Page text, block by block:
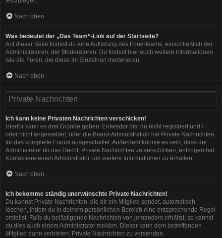
Nach oben
Was bedeutet der „Das Team“-Link auf der Startseite?
Auf dieser Seite findest du eine Auflistung des Forenteams, einschließlich der
Administratoren, der Moderatoren. Du findest hier auch weitere Informationen
wie die Foren, die diese im Einzelnen moderieren.
Nach oben
Private Nachrichten
Ich kann keine Privaten Nachrichten verschicken!
Hierfür kann es drei Gründe geben: Entweder bist du nicht registriert und /
oder nicht angemeldet, oder die Board-Administration hat Private Nachrichten
für das komplette Forum ausgeschaltet. Außerdem könnte es sein, dass der
Administrator dir das Recht, Private Nachrichten zu verschicken, entzogen hat.
Kontaktiere einen Administrator, um weitere Informationen zu erhalten.
Nach oben
Ich bekomme ständig unerwünschte Private Nachrichten!
Du kannst Private Nachrichten, die dir ein Mitglied sendet, automatisch
löschen, indem du in deinem persönlichen Bereich eine entsprechende Regel
erstellst. Falls du belästigende Nachrichten von jemandem erhältst, so kannst
du dies auch einem Administrator melden. Dieser kann dem betreffenden
Mitglied dann verbieten, Private Nachrichten zu versenden.